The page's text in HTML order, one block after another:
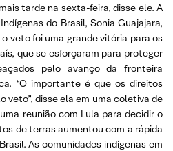
tarde na sexta-feira, disse ele. A
do Brasil, Sonia Guajajara,
veto foi uma grande vitória para os
que se esforçaram para proteger
pelo avanço da fronteira
“O importante é que os direitos
veto”, disse ela em uma coletiva de
reunião com Lula para decidir o
de terras aumentou com a rápida
As comunidades indígenas em